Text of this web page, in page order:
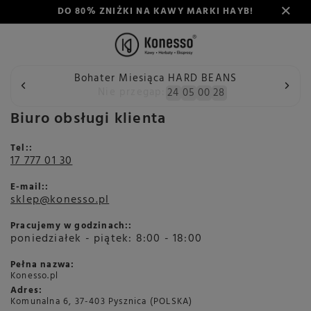
DO 80% ZNIŻKI NA KAWY MARKI HAYB!
Bohater Miesiąca HARD BEANS
24 05 00 28
Wstecz Konesso Kontakt
Biuro obsługi klienta
Tel::
17 777 01 30
E-mail::
sklep@konesso.pl
Pracujemy w godzinach::
poniedziałek - piątek: 8:00 - 18:00
Pełna nazwa:
Konesso.pl
Adres:
Komunalna 6, 37-403 Pysznica (POLSKA)